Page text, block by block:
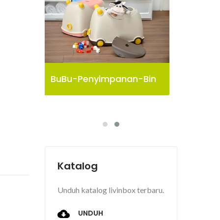
Kotak Penyimpanan
Katalog
Unduh katalog livinbox terbaru.
UNDUH